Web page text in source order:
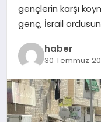
gençlerin karşı
genç, İsrail
haber
30 Temmuz